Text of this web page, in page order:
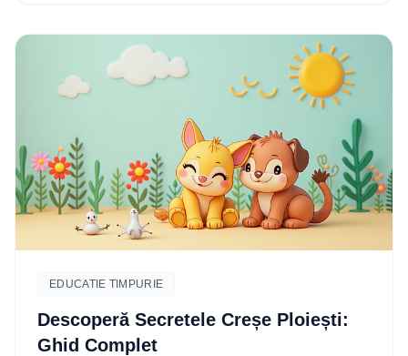
EDUCATIE TIMPURIE
Descoperă Secretele Creșe Ploiești:
Ghid Complet